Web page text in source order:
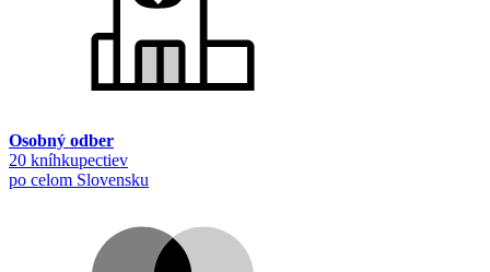
Osobný odber
20 kníhkupectiev
po celom Slovensku